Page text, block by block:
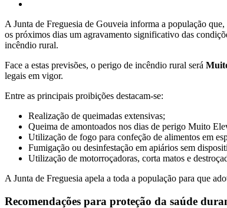
A Junta de Freguesia de Gouveia informa a população
os próximos dias um agravamento significativo das
incêndio rural.
Face a estas previsões, o perigo de incêndio rural será
legais em vigor.
Entre as principais proibições destacam-se:
Realização de queimadas extensivas;
Queima de amontoados nos dias de perigo Muito
Utilização de fogo para confeção de alimentos em
Fumigação ou desinfestação em apiários sem
Utilização de motorroçadoras, corta matos e
A Junta de Freguesia apela a toda a população para que
Recomendações para proteção da saúde